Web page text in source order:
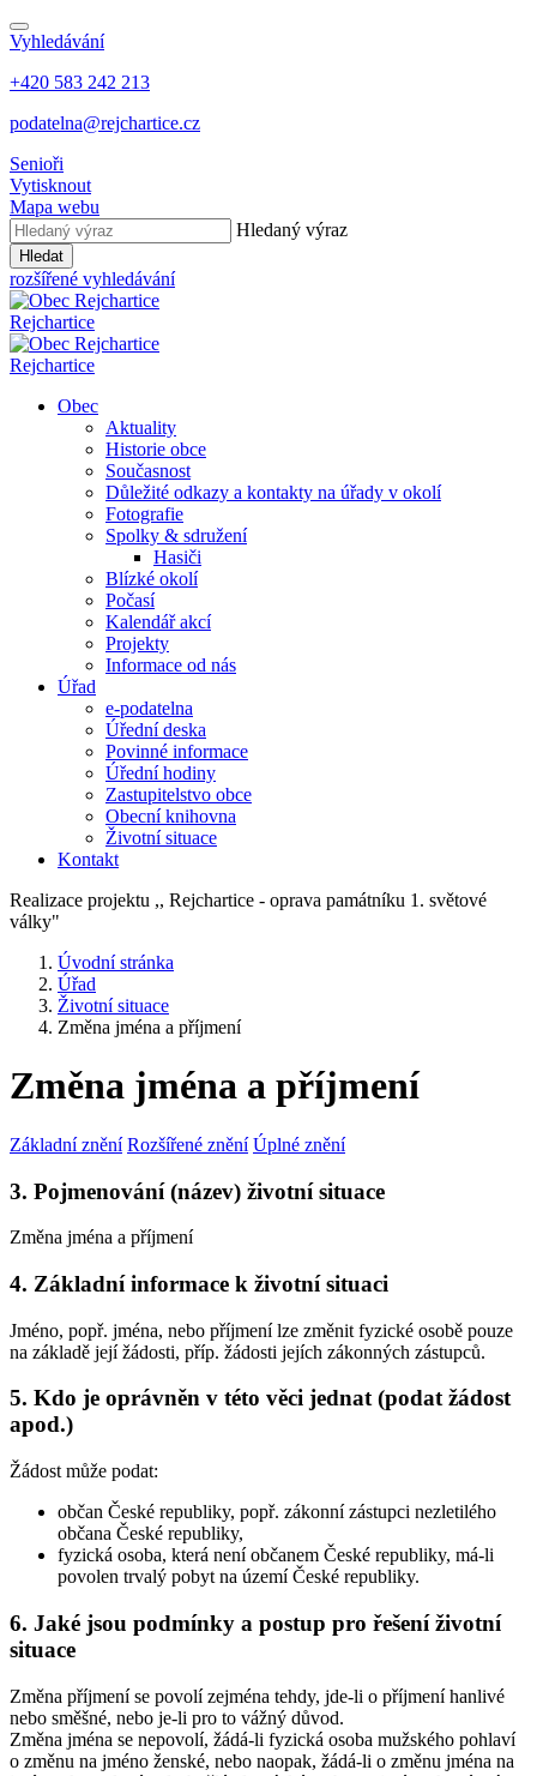
Vyhledávání
+420 583 242 213
podatelna@rejchartice.cz
Senioři
Vytisknout
Mapa webu
Hledaný výraz
Hledat
rozšířené vyhledávání
Rejchartice
Rejchartice
Obec
Aktuality
Historie obce
Současnost
Důležité odkazy a kontakty na úřady v okolí
Fotografie
Spolky & sdružení
Hasiči
Blízké okolí
Počasí
Kalendář akcí
Projekty
Informace od nás
Úřad
e-podatelna
Úřední deska
Povinné informace
Úřední hodiny
Zastupitelstvo obce
Obecní knihovna
Životní situace
Kontakt
Realizace projektu ,, Rejchartice - oprava památníku 1. světové
války"
Úvodní stránka
Úřad
Životní situace
Změna jména a příjmení
Změna jména a příjmení
Základní znění Rozšířené znění Úplné znění
3. Pojmenování (název) životní situace
Změna jména a příjmení
4. Základní informace k životní situaci
Jméno, popř. jména, nebo příjmení lze změnit fyzické osobě pouze
na základě její žádosti, příp. žádosti jejích zákonných zástupců.
5. Kdo je oprávněn v této věci jednat (podat žádost
apod.)
Žádost může podat:
občan České republiky, popř. zákonní zástupci nezletilého
občana České republiky,
fyzická osoba, která není občanem České republiky, má-li
povolen trvalý pobyt na území České republiky.
6. Jaké jsou podmínky a postup pro řešení životní
situace
Změna příjmení se povolí zejména tehdy, jde-li o příjmení hanlivé
nebo směšné, nebo je-li pro to vážný důvod.
Změna jména se nepovolí, žádá-li fyzická osoba mužského pohlaví
o změnu na jméno ženské, nebo naopak, žádá-li o změnu jména na